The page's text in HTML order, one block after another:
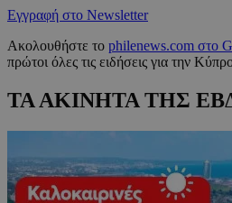
Εγγραφή στο Newsletter
Ακολουθήστε το philenews.com στο
πρώτοι όλες τις ειδήσεις για την
ΤΑ ΑΚΙΝΗΤΑ ΤΗΣ